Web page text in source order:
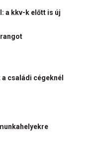
a kkv-k előtt is új
családi cégeknél